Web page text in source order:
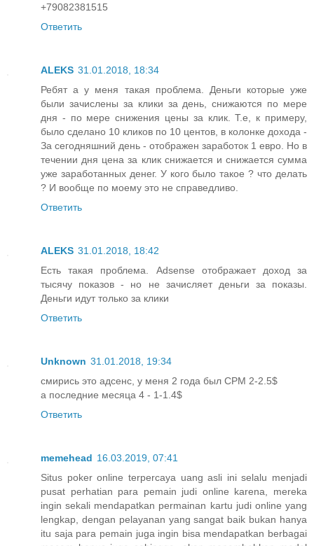
+79082381515
Ответить
ALEKS 31.01.2018, 18:34
Ребят а у меня такая проблема. Деньги которые уже
были зачислены за клики за день, снижаются по мере
дня - по мере снижения цены за клик. Т.е, к примеру,
было сделано 10 кликов по 10 центов, в колонке дохода -
За сегодняшний день - отображен заработок 1 евро. Но в
течении дня цена за клик снижается и снижается сумма
уже заработанных денег. У кого было такое ? что делать
? И вообще по моему это не справедливо.
Ответить
ALEKS 31.01.2018, 18:42
Есть такая проблема. Adsense отображает доход за
тысячу показов - но не зачисляет деньги за показы.
Деньги идут только за клики
Ответить
Unknown 31.01.2018, 19:34
смирись это адсенс, у меня 2 года был CPM 2-2.5$
а последние месяца 4 - 1-1.4$
Ответить
memehead 16.03.2019, 07:41
Situs poker online terpercaya uang asli ini selalu menjadi
pusat perhatian para pemain judi online karena, mereka
ingin sekali mendapatkan permainan kartu judi online yang
lengkap, dengan pelayanan yang sangat baik bukan hanya
itu saja para pemain juga ingin bisa mendapatkan berbagai